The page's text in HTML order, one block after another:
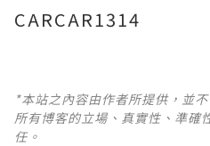
CARCAR1314
*本站之內容由作者所提供，並
所有博客的立場、真實性、準確
任。